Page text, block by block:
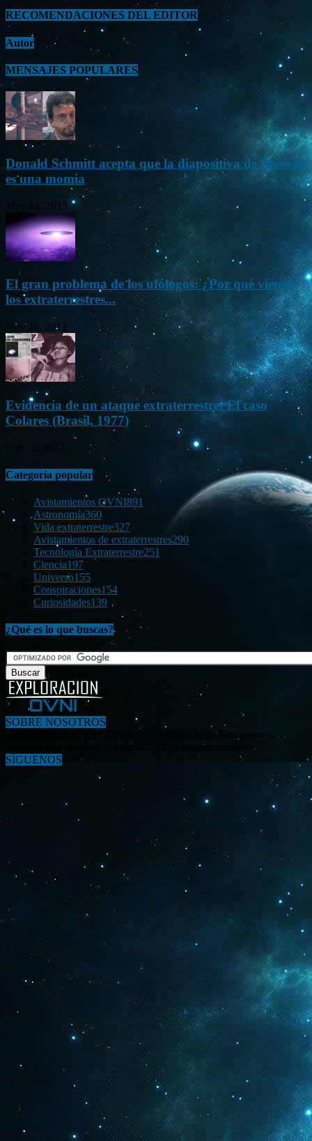
RECOMENDACIONES DEL EDITOR
Autor
MENSAJES POPULARES
Donald Schmitt acepta que la diapositiva de Roswell
es una momia
May 14, 2015
El gran problema de los ufólogos: ¿Por qué vienen
los extraterrestres...
Nov 26, 2012
Evidencia de un ataque extraterrestre: El caso
Colares (Brasil, 1977)
Categoría popular
Avistamientos OVNI891
Astronomía360
Vida extraterrestre327
Avistamientos de extraterrestres290
Tecnología Extraterrestre251
Ciencia197
Universo155
Conspiraciones154
Curiosidades139
¿Qué es lo que buscas?
SOBRE NOSOTROS
«Investigar, descubrir y difundir la verdad de los fenómenos y
enigmas relacionados al tema OVNI en nuestro mundo.»
SÍGUENOS